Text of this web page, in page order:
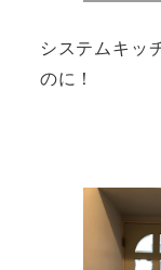
システムキッ
のに！